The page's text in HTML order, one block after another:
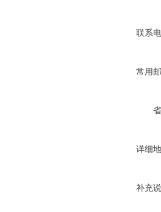
联系
常用
详细
补充